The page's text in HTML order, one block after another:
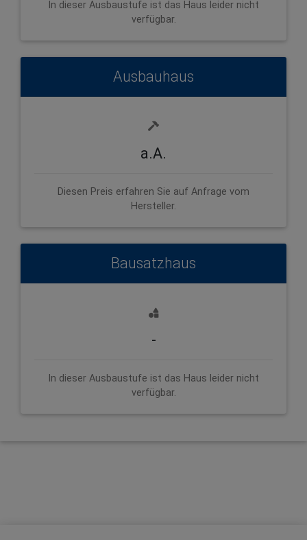
In dieser Ausbaustufe ist das Haus leider nicht
verfügbar.
Ausbauhaus
a.A.
Diesen Preis erfahren Sie auf Anfrage vom
Hersteller.
Bausatzhaus
-
In dieser Ausbaustufe ist das Haus leider nicht
verfügbar.